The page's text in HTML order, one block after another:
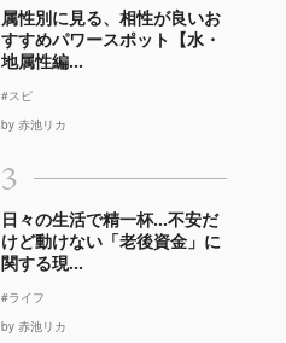
属性別に見る、相性が良いお
すすめパワースポット【水・
地属性編...
#スピ
by 赤池リカ
3
日々の生活で精一杯…不安だ
けど動けない「老後資金」に
関する現...
#ライフ
by 赤池リカ